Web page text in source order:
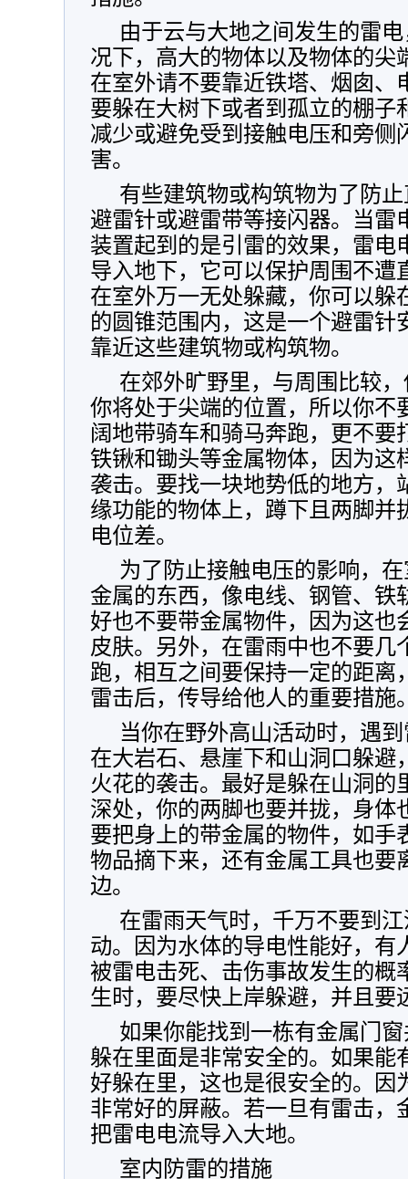
由于云与大地之间发生的雷
况下，高大的物体以及物体的尖
在室外请不要靠近铁塔、烟囱、
要躲在大树下或者到孤立的棚子
减少或避免受到接触电压和旁侧
害。
有些建筑物或构筑物为了防
避雷针或避雷带等接闪器。当雷
装置起到的是引雷的效果，雷电
导入地下，它可以保护周围不遭
在室外万一无处躲藏，你可以躲
的圆锥范围内，这是一个避雷针
靠近这些建筑物或构筑物。
在郊外旷野里，与周围比较
你将处于尖端的位置，所以你不
阔地带骑车和骑马奔跑，更不要
铁锹和锄头等金属物体，因为这
袭击。要找一块地势低的地方，
缘功能的物体上，蹲下且两脚并
电位差。
为了防止接触电压的影响，
金属的东西，像电线、钢管、铁
好也不要带金属物件，因为这也
皮肤。另外，在雷雨中也不要几
跑，相互之间要保持一定的距离
雷击后，传导给他人的重要措施
当你在野外高山活动时，遇
在大岩石、悬崖下和山洞口躲避
火花的袭击。最好是躲在山洞的
深处，你的两脚也要并拢，身体
要把身上的带金属的物件，如手
物品摘下来，还有金属工具也要
边。
在雷雨天气时，千万不要到
动。因为水体的导电性能好，有
被雷电击死、击伤事故发生的概
生时，要尽快上岸躲避，并且要
如果你能找到一栋有金属门
躲在里面是非常安全的。如果能
好躲在里，这也是很安全的。因
非常好的屏蔽。若一旦有雷击，
把雷电电流导入大地。
室内防雷的措施